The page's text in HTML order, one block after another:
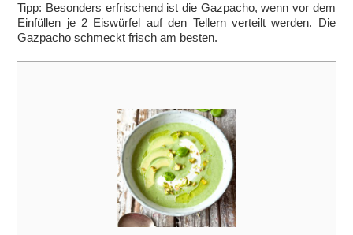
Tipp: Besonders erfrischend ist die Gazpacho, wenn vor dem
Einfüllen je 2 Eiswürfel auf den Tellern verteilt werden. Die
Gazpacho schmeckt frisch am besten.